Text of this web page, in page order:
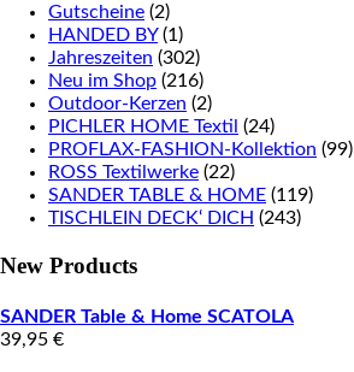
Gutscheine (2)
HANDED BY (1)
Jahreszeiten (302)
Neu im Shop (216)
Outdoor-Kerzen (2)
PICHLER HOME Textil (24)
PROFLAX-FASHION-Kollektion (99)
ROSS Textilwerke (22)
SANDER TABLE & HOME (119)
TISCHLEIN DECK‘ DICH (243)
New Products
SANDER Table & Home SCATOLA
39,95 €